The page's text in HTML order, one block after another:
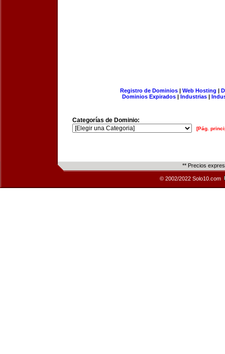
Registro de Dominios| Web Hosting |
Dominios Expirados | Industrias |
Categorías de Dominio:
[Pág.
** Precios
© 2002/2022 Solo10.com